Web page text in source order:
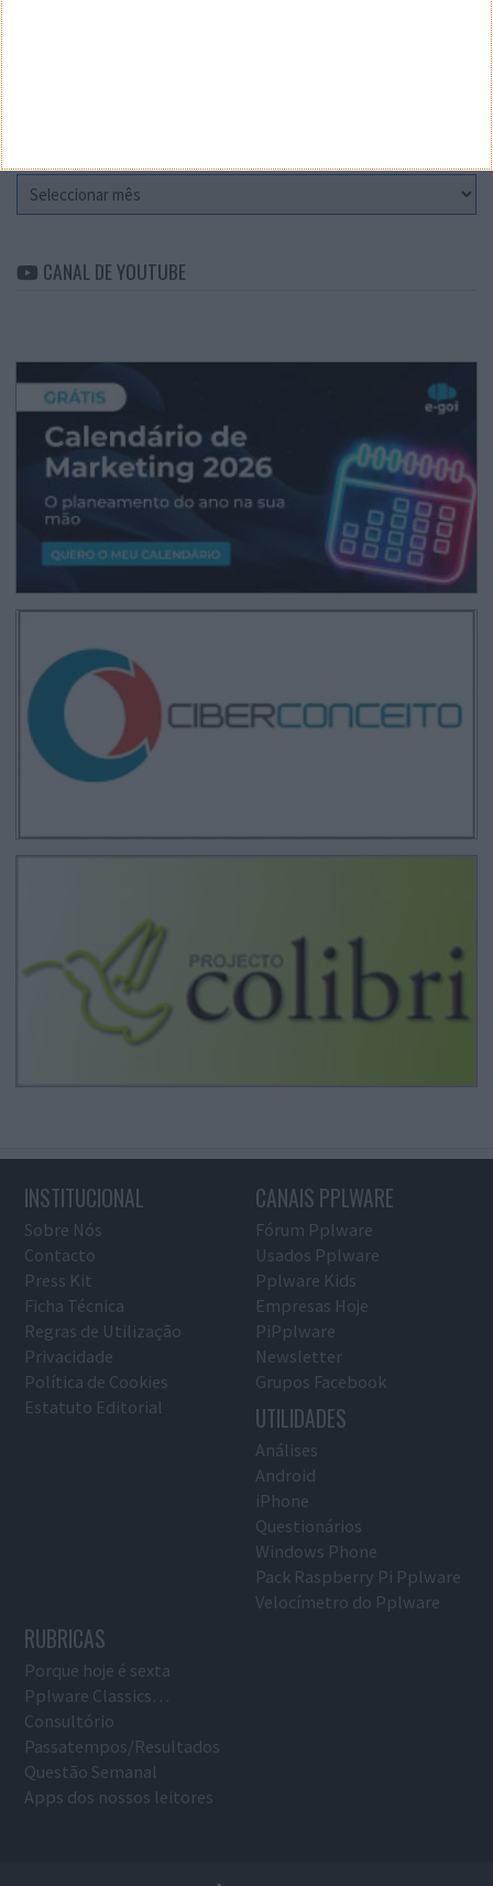
Arquivo
CANAL DE YOUTUBE
INSTITUCIONAL
Sobre Nós
Contacto
Press Kit
Ficha Técnica
Regras de Utilização
Privacidade
Política de Cookies
Estatuto Editorial
CANAIS PPLWARE
Fórum Pplware
Usados Pplware
Pplware Kids
Empresas Hoje
PiPplware
Newsletter
Grupos Facebook
UTILIDADES
Análises
Android
iPhone
Questionários
Windows Phone
Pack Raspberry Pi Pplware
Velocímetro do Pplware
RUBRICAS
Porque hoje é sexta
Pplware Classics…
Consultório
Passatempos/Resultados
Questão Semanal
Apps dos nossos leitores